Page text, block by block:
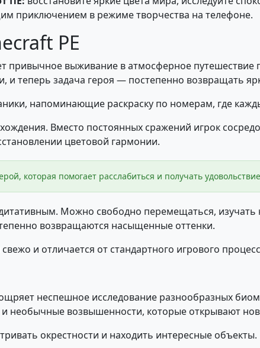
приключением в режиме творчества на телефоне.
PE
привычное выживание в атмосферное
и теперь задача героя — постепенно возвращать
напоминающие раскраску по номерам, где
Вместо постоянных сражений игрок
цветовой гармонии.
которая помогает расслабиться и получать
Можно свободно перемещаться, изучать
возвращаются насыщенные оттенки.
и отличается от стандартного игрового
неспешное исследование разнообразных
необычные возвышенности, которые открывают
окрестности и находить интересные объекты.